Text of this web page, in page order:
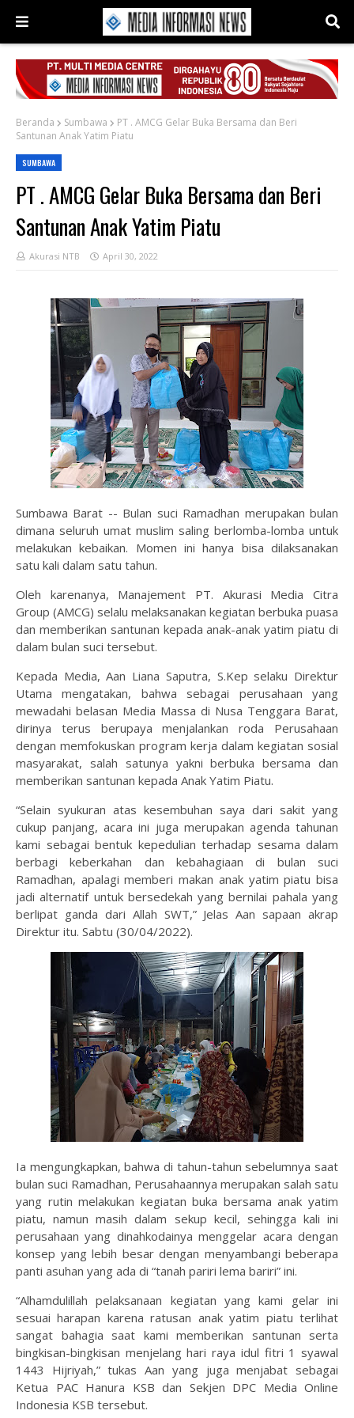
Beranda Sumbawa
PT . AMCG Gelar Buka Bersama dan Beri
Santunan Anak Yatim Piatu
SUMBAWA
PT . AMCG Gelar Buka Bersama dan Beri
Santunan Anak Yatim Piatu
Akurasi NTB April 30, 2022
Sumbawa Barat -- Bulan suci Ramadhan merupakan bulan
dimana seluruh umat muslim saling berlomba-lomba untuk
melakukan kebaikan. Momen ini hanya bisa dilaksanakan
satu kali dalam satu tahun.
Oleh karenanya, Manajement PT. Akurasi Media Citra
Group (AMCG) selalu melaksanakan kegiatan berbuka puasa
dan memberikan santunan kepada anak-anak yatim piatu di
dalam bulan suci tersebut.
Kepada Media, Aan Liana Saputra, S.Kep selaku Direktur
Utama mengatakan, bahwa sebagai perusahaan yang
mewadahi belasan Media Massa di Nusa Tenggara Barat,
dirinya terus berupaya menjalankan roda Perusahaan
dengan memfokuskan program kerja dalam kegiatan sosial
masyarakat, salah satunya yakni berbuka bersama dan
memberikan santunan kepada Anak Yatim Piatu.
“Selain syukuran atas kesembuhan saya dari sakit yang
cukup panjang, acara ini juga merupakan agenda tahunan
kami sebagai bentuk kepedulian terhadap sesama dalam
berbagi keberkahan dan kebahagiaan di bulan suci
Ramadhan, apalagi memberi makan anak yatim piatu bisa
jadi alternatif untuk bersedekah yang bernilai pahala yang
berlipat ganda dari Allah SWT,” Jelas Aan sapaan akrap
Direktur itu. Sabtu (30/04/2022).
Ia mengungkapkan, bahwa di tahun-tahun sebelumnya saat
bulan suci Ramadhan, Perusahaannya merupakan salah satu
yang rutin melakukan kegiatan buka bersama anak yatim
piatu, namun masih dalam sekup kecil, sehingga kali ini
perusahaan yang dinahkodainya menggelar acara dengan
konsep yang lebih besar dengan menyambangi beberapa
panti asuhan yang ada di “tanah pariri lema bariri” ini.
“Alhamdulillah pelaksanaan kegiatan yang kami gelar ini
sesuai harapan karena ratusan anak yatim piatu terlihat
sangat bahagia saat kami memberikan santunan serta
bingkisan-bingkisan menjelang hari raya idul fitri 1 syawal
1443 Hijriyah,” tukas Aan yang juga menjabat sebagai
Ketua PAC Hanura KSB dan Sekjen DPC Media Online
Indonesia KSB tersebut.